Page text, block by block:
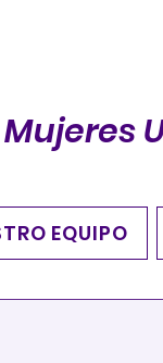
Mujeres
EQUIPO